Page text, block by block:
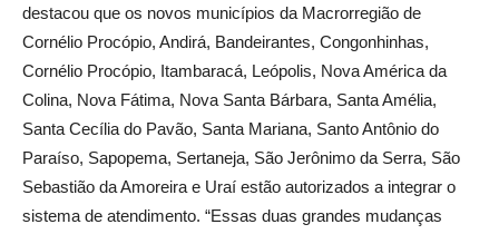
destacou que os novos municípios da Macrorregião de
Cornélio Procópio, Andirá, Bandeirantes, Congonhinhas,
Cornélio Procópio, Itambaracá, Leópolis, Nova América da
Colina, Nova Fátima, Nova Santa Bárbara, Santa Amélia,
Santa Cecília do Pavão, Santa Mariana, Santo Antônio do
Paraíso, Sapopema, Sertaneja, São Jerônimo da Serra, São
Sebastião da Amoreira e Uraí estão autorizados a integrar o
sistema de atendimento. “Essas duas grandes mudanças